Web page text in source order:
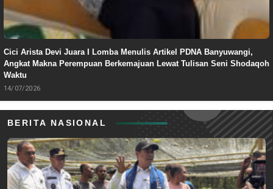
Cici Arista Devi Juara I Lomba Menulis Artikel PDNA Banyuwangi,
Angkat Makna Perempuan Berkemajuan Lewat Tulisan Seni Shodaqoh
Waktu
14/07/2026
BERITA NASIONAL